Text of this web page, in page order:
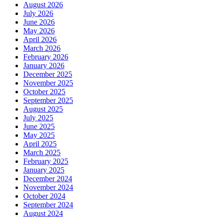
August 2026
July 2026
June 2026
May 2026
April 2026
March 2026
February 2026
January 2026
December 2025
November 2025
October 2025
September 2025
August 2025
July 2025
June 2025
May 2025
April 2025
March 2025
February 2025
January 2025
December 2024
November 2024
October 2024
September 2024
August 2024